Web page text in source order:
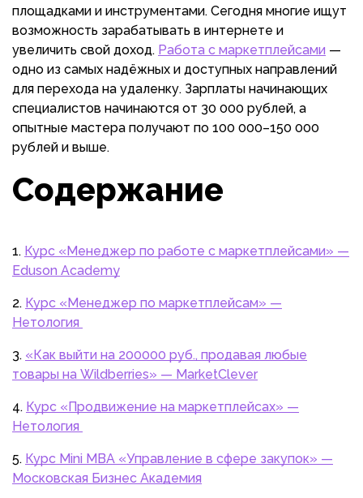
площадками и инструментами. Сегодня многие ищут
возможность зарабатывать в интернете и
увеличить свой доход. Работа с маркетплейсами —
одно из самых надёжных и доступных направлений
для перехода на удаленку. Зарплаты начинающих
специалистов начинаются от 30 000 рублей, а
опытные мастера получают по 100 000–150 000
рублей и выше.
Содержание
Курс «Менеджер по работе с маркетплейсами» —
Eduson Academy
Курс «Менеджер по маркетплейсам» —
Нетология
«Как выйти на 200000 руб., продавая любые
товары на Wildberries» — MarketClever
Курс «Продвижение на маркетплейсах» —
Нетология
Курс Mini MBA «Управление в сфере закупок» —
Московская Бизнес Академия